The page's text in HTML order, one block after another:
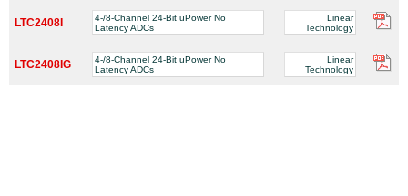
LTC2408I
4-/8-Channel 24-Bit uPower No
Latency ADCs
Linear
Technology
LTC2408IG
4-/8-Channel 24-Bit uPower No
Latency ADCs
Linear
Technology